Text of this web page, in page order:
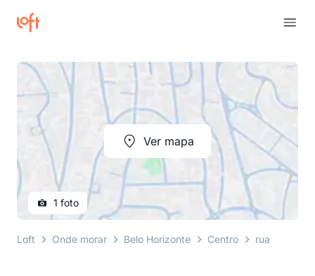
Ver mapa
1 foto
Loft Onde morar Belo Horizonte Centro rua dos